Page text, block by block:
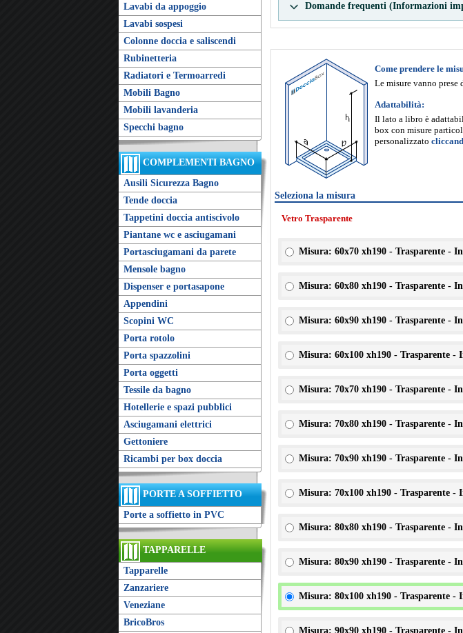
Lavabi da appoggio
Lavabi sospesi
Colonne doccia e saliscendi
Rubinetteria
Radiatori e Termoarredi
Mobili Bagno
Mobili lavanderia
Specchi bagno
COMPLEMENTI BAGNO
Ausili Sicurezza Bagno
Tende doccia
Tappetini doccia antiscivolo
Piantane wc e asciugamani
Portasciugamani da parete
Mensole bagno
Dispenser e portasapone
Appendini
Scopini WC
Porta rotolo
Porta spazzolini
Porta oggetti
Tessile da bagno
Hotellerie e spazi pubblici
Asciugamani elettrici
Gettoniere
Ricambi per box doccia
PORTE A SOFFIETTO
Porte a soffietto in PVC
TAPPARELLE
Tapparelle
Zanzariere
Veneziane
BricoBros
Domande frequenti (Informazioni
Come prendere le
Le misure vanno prese
Adattabilità:
Il lato a libro è
box con misure
personalizzato
Seleziona la misura
Vetro Trasparente
Misura: 60x70 xh190 - Trasparente -
Misura: 60x80 xh190 - Trasparente -
Misura: 60x90 xh190 - Trasparente -
Misura: 60x100 xh190 - Trasparente -
Misura: 70x70 xh190 - Trasparente -
Misura: 70x80 xh190 - Trasparente -
Misura: 70x90 xh190 - Trasparente -
Misura: 70x100 xh190 - Trasparente -
Misura: 80x80 xh190 - Trasparente -
Misura: 80x90 xh190 - Trasparente -
Misura: 80x100 xh190 - Trasparente -
Misura: 90x90 xh190 - Trasparente -